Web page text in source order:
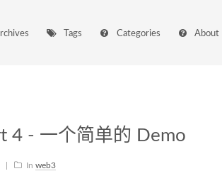
Tags Categories About
4 - 一个简单的 Demo
In web3